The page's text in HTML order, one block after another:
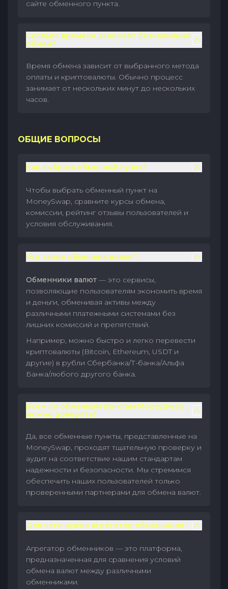
сайте обменного пункта.
Сколько времени занимает безналичный
обмен?
Время обмена зависит от выбранного метода
оплаты и криптовалюты. Обычно процесс
занимает от нескольких минут до нескольких
часов.
ОБЩИЕ ВОПРОСЫ
Как выбрать обменный пункт?
Чтобы выбрать обменный пункт на
MoneySwap, сравните курсы обмена,
комиссии, рейтинг отзывы пользователей и
условия обслуживания.
Что такое обменник валют?
Обменники валют — это сервисы,
позволяющие пользователям экономить время
и деньги, обменивая активы между
различными платежными системами без
лишних комиссий и препятствий.
Например, можно быстро и легко перевести
криптовалюты (Bitcoin, Ethereum, USDT и
другие) в рубли Сбербанка/Т-банка/Альфа
Банка/любого другого банка.
Всем ли обменным пунктам MoneySwap
можно доверять?
Да, все обменные пункты, представленные на
MoneySwap, проходят тщательную проверку и
аудит на соответствие нашим стандартам
надежности и безопасности. Мы стремимся
обеспечить наших пользователей только
проверенными партнерами для обмена валют.
Для чего нужен агрегатор обменников?
Агрегатор обменников — это платформа,
предназначенная для сравнения условий
обмена валют между различными
обменниками.